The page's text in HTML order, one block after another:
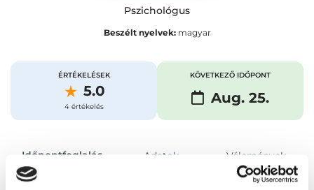
Pszichológus
Beszélt nyelvek:magyar
ÉRTÉKELÉSEK
5.0
4 értékelés
KÖVETKEZŐ IDŐPONT
Aug. 25.
Időpontfoglalás Adatok Vélemények